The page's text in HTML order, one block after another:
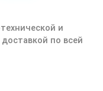
и
по всей